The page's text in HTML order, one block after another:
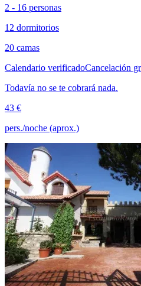
2 - 16 personas
12 dormitorios
20 camas
Calendario verificadoCancelación
Todavía no se te cobrará nada.
43 €
pers./noche (aprox.)